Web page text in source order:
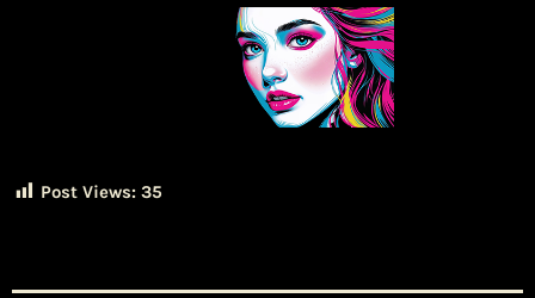
Post Views: 35